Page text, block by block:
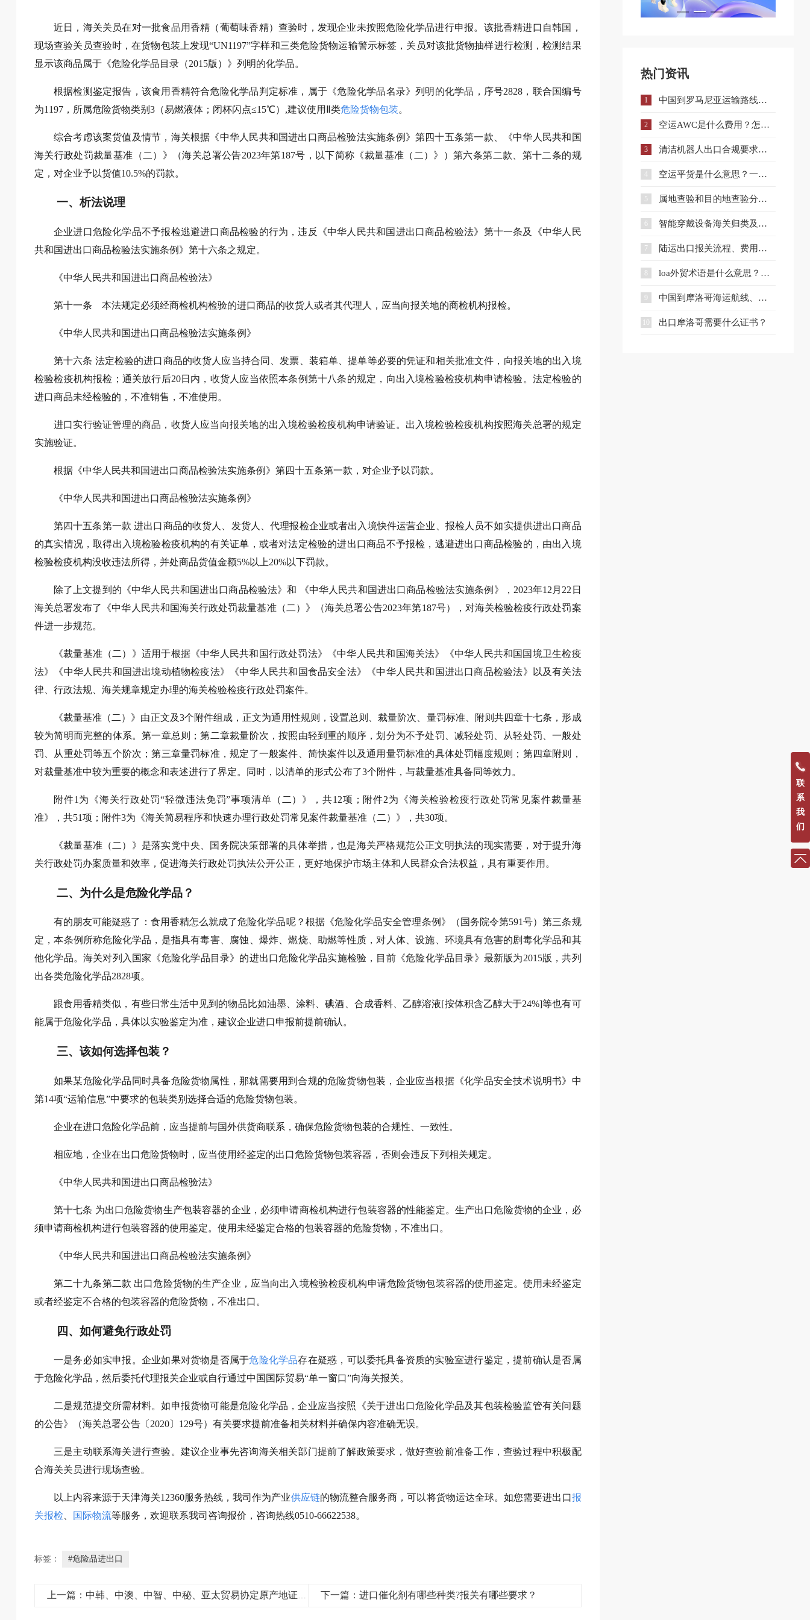
近日，海关关员在对一批食品用香精（葡萄味香精）查验时，发现企业未按照危险化学品进行申报。该批香精进口自韩国，
现场查验关员查验时，在货物包装上发现“UN1197”字样和三类危险货物运输警示标签，关员对该批货物抽样进行检测，检测结果
显示该商品属于《危险化学品目录（2015版）》列明的化学品。
根据检测鉴定报告，该食用香精符合危险化学品判定标准，属于《危险化学品名录》列明的化学品，序号2828，联合国编号
为1197，所属危险货物类别3（易燃液体；闭杯闪点≤15℃）,建议使用Ⅱ类危险货物包装。
综合考虑该案货值及情节，海关根据《中华人民共和国进出口商品检验法实施条例》第四十五条第一款、《中华人民共和国
海关行政处罚裁量基准（二）》（海关总署公告2023年第187号，以下简称《裁量基准（二）》）第六条第二款、第十二条的规
定，对企业予以货值10.5%的罚款。
一、析法说理
企业进口危险化学品不予报检逃避进口商品检验的行为，违反《中华人民共和国进出口商品检验法》第十一条及《中华人民
共和国进出口商品检验法实施条例》第十六条之规定。
《中华人民共和国进出口商品检验法》
第十一条 本法规定必须经商检机构检验的进口商品的收货人或者其代理人，应当向报关地的商检机构报检。
《中华人民共和国进出口商品检验法实施条例》
第十六条 法定检验的进口商品的收货人应当持合同、发票、装箱单、提单等必要的凭证和相关批准文件，向报关地的出入境
检验检疫机构报检；通关放行后20日内，收货人应当依照本条例第十八条的规定，向出入境检验检疫机构申请检验。法定检验的
进口商品未经检验的，不准销售，不准使用。
进口实行验证管理的商品，收货人应当向报关地的出入境检验检疫机构申请验证。出入境检验检疫机构按照海关总署的规定
实施验证。
根据《中华人民共和国进出口商品检验法实施条例》第四十五条第一款，对企业予以罚款。
《中华人民共和国进出口商品检验法实施条例》
第四十五条第一款 进出口商品的收货人、发货人、代理报检企业或者出入境快件运营企业、报检人员不如实提供进出口商品
的真实情况，取得出入境检验检疫机构的有关证单，或者对法定检验的进出口商品不予报检，逃避进出口商品检验的，由出入境
检验检疫机构没收违法所得，并处商品货值金额5%以上20%以下罚款。
除了上文提到的《中华人民共和国进出口商品检验法》和 《中华人民共和国进出口商品检验法实施条例》，2023年12月22日
海关总署发布了《中华人民共和国海关行政处罚裁量基准（二）》（海关总署公告2023年第187号），对海关检验检疫行政处罚案
件进一步规范。
《裁量基准（二）》适用于根据《中华人民共和国行政处罚法》《中华人民共和国海关法》《中华人民共和国国境卫生检疫
法》《中华人民共和国进出境动植物检疫法》《中华人民共和国食品安全法》《中华人民共和国进出口商品检验法》以及有关法
律、行政法规、海关规章规定办理的海关检验检疫行政处罚案件。
《裁量基准（二）》由正文及3个附件组成，正文为通用性规则，设置总则、裁量阶次、量罚标准、附则共四章十七条，形成
较为简明而完整的体系。第一章总则；第二章裁量阶次，按照由轻到重的顺序，划分为不予处罚、减轻处罚、从轻处罚、一般处
罚、从重处罚等五个阶次；第三章量罚标准，规定了一般案件、简快案件以及通用量罚标准的具体处罚幅度规则；第四章附则，
对裁量基准中较为重要的概念和表述进行了界定。同时，以清单的形式公布了3个附件，与裁量基准具备同等效力。
附件1为《海关行政处罚“轻微违法免罚”事项清单（二）》，共12项；附件2为《海关检验检疫行政处罚常见案件裁量基
准》，共51项；附件3为《海关简易程序和快速办理行政处罚常见案件裁量基准（二）》，共30项。
《裁量基准（二）》是落实党中央、国务院决策部署的具体举措，也是海关严格规范公正文明执法的现实需要，对于提升海
关行政处罚办案质量和效率，促进海关行政处罚执法公开公正，更好地保护市场主体和人民群众合法权益，具有重要作用。
二、为什么是危险化学品？
有的朋友可能疑惑了：食用香精怎么就成了危险化学品呢？根据《危险化学品安全管理条例》（国务院令第591号）第三条规
定，本条例所称危险化学品，是指具有毒害、腐蚀、爆炸、燃烧、助燃等性质，对人体、设施、环境具有危害的剧毒化学品和其
他化学品。海关对列入国家《危险化学品目录》的进出口危险化学品实施检验，目前《危险化学品目录》最新版为2015版，共列
出各类危险化学品2828项。
跟食用香精类似，有些日常生活中见到的物品比如油墨、涂料、碘酒、合成香料、乙醇溶液[按体积含乙醇大于24%]等也有可
能属于危险化学品，具体以实验鉴定为准，建议企业进口申报前提前确认。
三、该如何选择包装？
如果某危险化学品同时具备危险货物属性，那就需要用到合规的危险货物包装，企业应当根据《化学品安全技术说明书》中
第14项“运输信息”中要求的包装类别选择合适的危险货物包装。
企业在进口危险化学品前，应当提前与国外供货商联系，确保危险货物包装的合规性、一致性。
相应地，企业在出口危险货物时，应当使用经鉴定的出口危险货物包装容器，否则会违反下列相关规定。
《中华人民共和国进出口商品检验法》
第十七条 为出口危险货物生产包装容器的企业，必须申请商检机构进行包装容器的性能鉴定。生产出口危险货物的企业，必
须申请商检机构进行包装容器的使用鉴定。使用未经鉴定合格的包装容器的危险货物，不准出口。
《中华人民共和国进出口商品检验法实施条例》
第二十九条第二款 出口危险货物的生产企业，应当向出入境检验检疫机构申请危险货物包装容器的使用鉴定。使用未经鉴定
或者经鉴定不合格的包装容器的危险货物，不准出口。
四、如何避免行政处罚
一是务必如实申报。企业如果对货物是否属于危险化学品存在疑惑，可以委托具备资质的实验室进行鉴定，提前确认是否属
于危险化学品，然后委托代理报关企业或自行通过中国国际贸易“单一窗口”向海关报关。
二是规范提交所需材料。如申报货物可能是危险化学品，企业应当按照《关于进出口危险化学品及其包装检验监管有关问题
的公告》（海关总署公告〔2020〕129号）有关要求提前准备相关材料并确保内容准确无误。
三是主动联系海关进行查验。建议企业事先咨询海关相关部门提前了解政策要求，做好查验前准备工作，查验过程中积极配
合海关关员进行现场查验。
以上内容来源于天津海关12360服务热线，我司作为产业供应链的物流整合服务商，可以将货物运达全球。如您需要进出口报
关报检
国际物流等服务，欢迎联系我司咨询报价，咨询热线0510-66622538。
标签： #危险品进出口
上一篇：中韩、中澳、中智、中秘、亚太贸易协定原产地证书填制指南 下一篇：进口催化剂有哪些种类?报关有哪些要求？
热门资讯
1 中国到罗马尼亚运输路线详解与企业选择策略
2 空运AWC是什么费用？怎么收？和AWA有什么区别？
3 清洁机器人出口合规要求、流程与注意事项全解析
4 空运平货是什么意思？一文讲清计费规则及与重货、泡货的区别
5 属地查验和目的地查验分别是什么？一文看懂两者区别
6 智能穿戴设备海关归类及出口合规指南
7 陆运出口报关流程、费用及核心文件全解析
8 loa外贸术语是什么意思？一文读懂核心应用场景与避坑要点
9 中国到摩洛哥海运航线、费用、时效与注意事项
10 出口摩洛哥需要什么证书？
联
系
我
们